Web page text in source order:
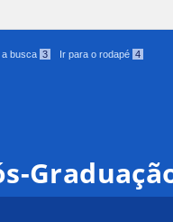
a busca 3 Ir para o rodapé 4